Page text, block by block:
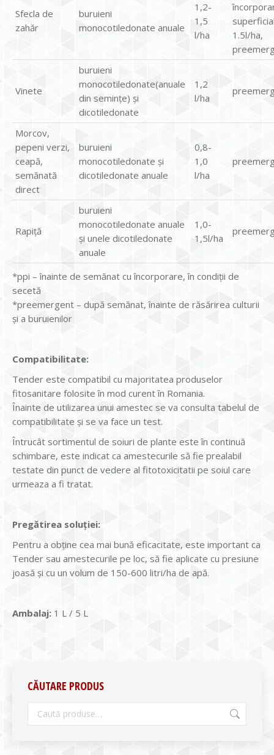
Sfecla de
zahăr
buruieni
monocotiledonate anuale
1,2-
1,5
l/ha
1.5l/ha,
Vinete
buruieni
monocotiledonate(anuale
din seminţe) şi
dicotiledonate
1,2
l/ha
Morcov,
pepeni verzi,
ceapă,
semănată
direct
buruieni
monocotiledonate şi
dicotiledonate anuale
0,8-
1,0
l/ha
Rapiţă
buruieni
monocotiledonate anuale
şi unele dicotiledonate
anuale
1,0-
1,5l/ha
*ppi – înainte de semănat cu încorporare, în condiţii de
secetă
*preemergent – după semănat, înainte de răsărirea culturii
şi a buruienilor
Compatibilitate:
Tender este compatibil cu majoritatea produselor
fitosanitare folosite în mod curent în Romania.
Înainte de utilizarea unui amestec se va consulta tabelul de
compatibilitate şi se va face un test.
Întrucât sortimentul de soiuri de plante este în continuă
schimbare, este indicat ca amestecurile să fie prealabil
testate din punct de vedere al fitotoxicitatii pe soiul care
urmeaza a fi tratat.
Pregătirea soluţiei:
Pentru a obţine cea mai bună eficacitate, este important ca
Tender sau amestecurile pe loc, să fie aplicate cu presiune
joasă şi cu un volum de 150-600 litri/ha de apă.
Ambalaj: 1 L / 5 L
CĂUTARE PRODUS